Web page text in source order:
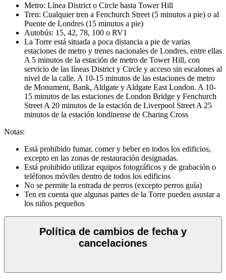
Metro: Línea District o Circle hasta Tower Hill
Tren: Cualquier tren a Fenchurch Street (5 minutos a pie) o al
Puente de Londres (15 minutos a pie)
Autobús: 15, 42, 78, 100 o RV1
La Torre está situada a poca distancia a pie de varias
estaciones de metro y trenes nacionales de Londres, entre ellas
A 5 minutos de la estación de metro de Tower Hill, con
servicio de las líneas District y Circle y acceso sin escalones al
nivel de la calle. A 10-15 minutos de las estaciones de metro
de Monument, Bank, Aldgate y Aldgate East London. A 10-
15 minutos de las estaciones de London Bridge y Fenchurch
Street A 20 minutos de la estación de Liverpool Street A 25
minutos de la estación londinense de Charing Cross
Notas:
Está prohibido fumar, comer y beber en todos los edificios,
excepto en las zonas de restauración designadas.
Está prohibido utilizar equipos fotográficos y de grabación o
teléfonos móviles dentro de todos los edificios
No se permite la entrada de perros (excepto perros guía)
Ten en cuenta que algunas partes de la Torre pueden asustar a
los niños pequeños
Política de cambios de fecha y
cancelaciones